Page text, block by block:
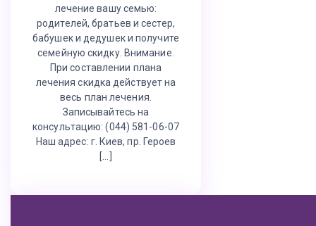
лечение вашу семью:
родителей, братьев и сестер,
бабушек и дедушек и получите
семейную скидку. Внимание.
При составлении плана
лечения скидка действует на
весь план лечения.
Записывайтесь на
консультацию: (044) 581-06-07
Наш адрес: г. Киев, пр. Героев
[…]